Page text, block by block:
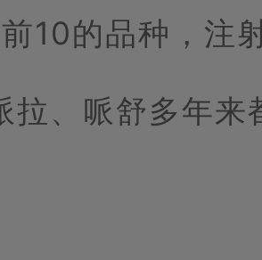
10的品种， 注
拉、 哌舒多年来